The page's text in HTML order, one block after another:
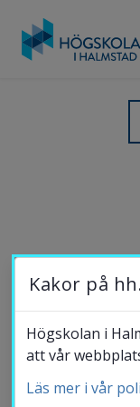
MOBIL Om
Kakor på
Högskolan i
att vår
Läs mer i vår